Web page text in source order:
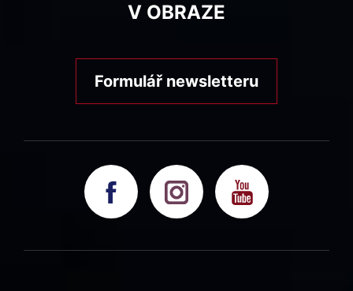
V OBRAZE
Formulář newsletteru